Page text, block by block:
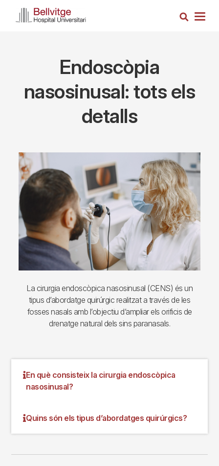
Search
Endoscòpia
nasosinusal: tots els
detalls
Imagen
La cirurgia endoscòpica nasosinusal (CENS) és un
tipus d’abordatge quirúrgic realitzat a través de les
fosses nasals amb l’objectiu d’ampliar els orificis de
drenatge natural dels sins paranasals.
En què consisteix la cirurgia endoscòpica
nasosinusal?
Quins són els tipus d’abordatges quirúrgics?